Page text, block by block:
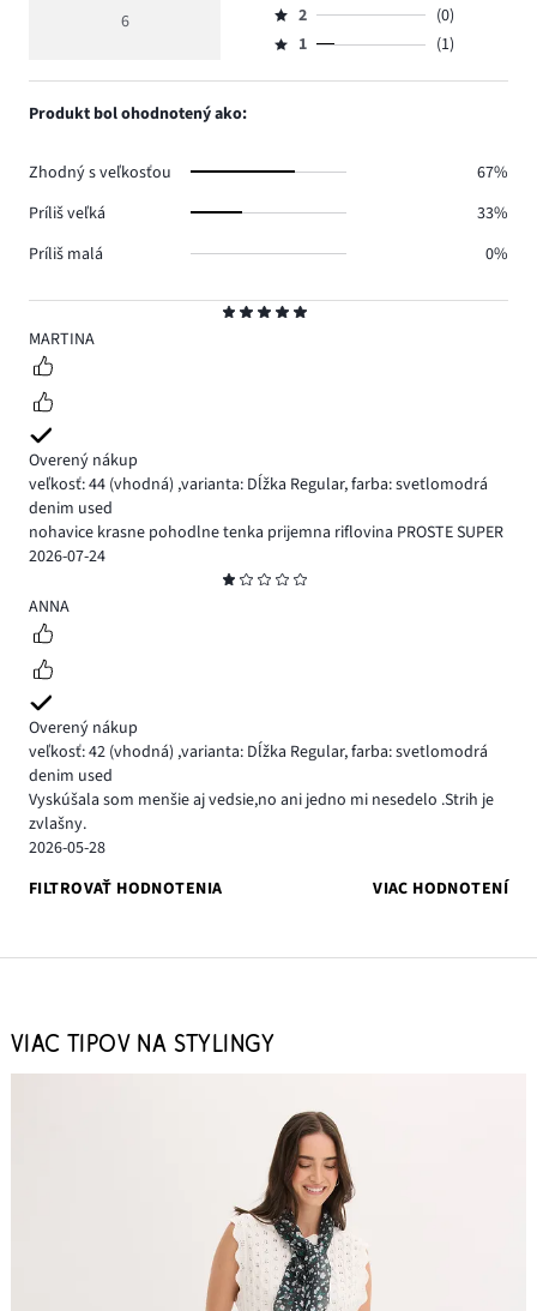
5
MARTINA
Overený nákup
veľkosť: 44 (vhodná) ,varianta: Dĺžka Regular,farba: svetlomodrá
denim used
nohavice krasne pohodlne tenka prijemna riflovina PROSTE SUPER
2026-07-24
1
ANNA
Overený nákup
veľkosť: 42 (vhodná) ,varianta: Dĺžka Regular,farba: svetlomodrá
denim used
Vyskúšala som menšie aj vedsie,no ani jedno mi nesedelo .Strih je
zvlašny.
2026-05-28
FILTROVAŤ HODNOTENIA
VIAC HODNOTENÍ
hodnotenie
6
hlasov
5.
počet
hlasov
3,
počet
Hodnotenie
2,
2
(0)
Hodnotenie
1,
1 (1)
Produkt bol ohodnotený ako:
Zhodný s veľkosťou
67%
Príliš veľká
33%
Príliš malá
0%
VIAC TIPOV NA STYLINGY